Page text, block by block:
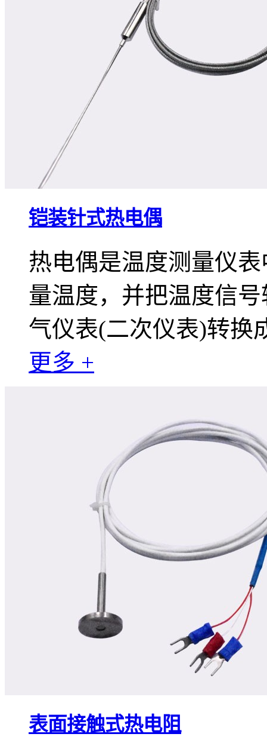
铠装针式热电偶
热电偶是温度测量仪
量温度，并把温度信
气仪表(二次仪表)转换
更多 +
表面接触式热电阻